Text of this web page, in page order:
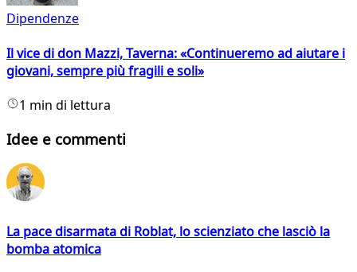
Dipendenze
Il vice di don Mazzi, Taverna: «Continueremo ad aiutare i
giovani, sempre più fragili e soli»
1 min di lettura
Idee e commenti
La pace disarmata di Roblat, lo scienziato che lasciò la
bomba atomica